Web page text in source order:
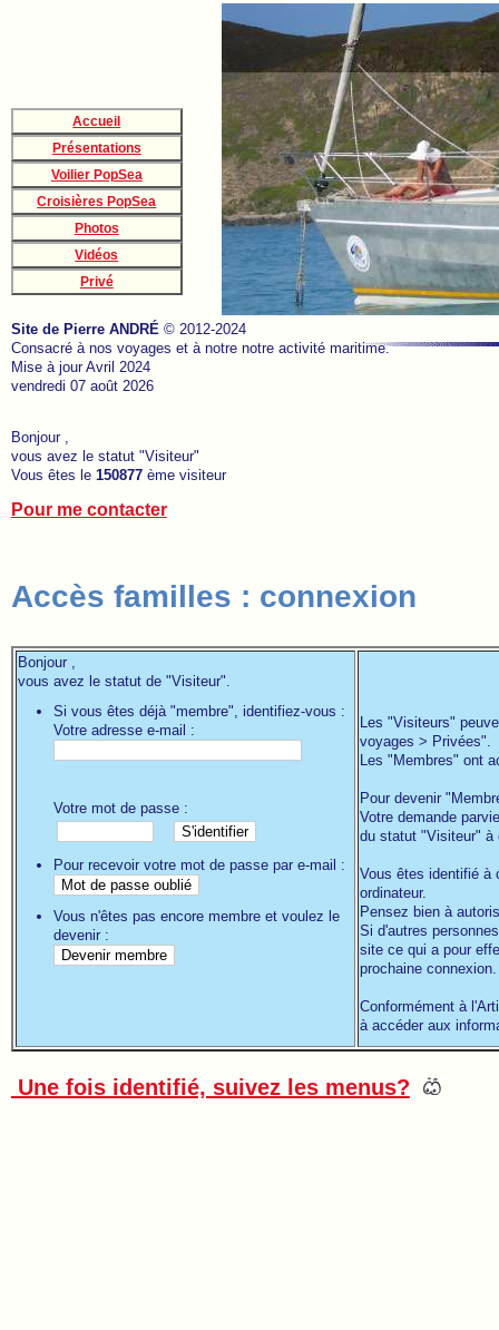
Accueil
Présentations
Voilier PopSea
Croisières PopSea
Photos
Vidéos
Privé
Site de Pierre ANDRÉ© 2012-2024
Consacré à nos voyages et à notre notre activité maritime.
Mise à jour Avril 2024
vendredi 07 août 2026
Bonjour ,
vous avez le statut "Visiteur"
Vous êtes le 150877ème visiteur
Pour me contacter
Accès familles : connexion
Bonjour ,
vous avez le statut de "Visiteur".
Si vous êtes déjà "membre", identifiez-vous :
Votre adresse e-mail :
Votre mot de passe :
Pour recevoir votre mot de passe par e-mail :
Vous n'êtes pas encore membre et voulez le
devenir :
Les "Visiteurs"
voyages > Privées".
Les "Membres" ont
Pour devenir
Votre demande
du statut "Visiteur" à
Vous êtes identifié à
ordinateur.
Pensez bien à
Si d'autres
site ce qui a pour
prochaine connexion.
Conformément à
à accéder aux
Une fois identifié, suivez les menus?